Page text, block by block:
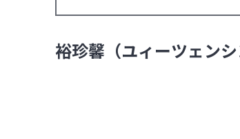
裕珍馨（ユィーツェンシ